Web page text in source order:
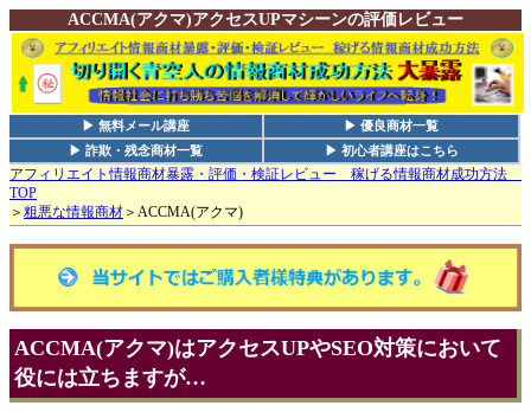
ACCMA(アクマ)アクセスUPマシーンの評価レビュー
▶ 無料メール講座
▶ 優良商材一覧
▶ 詐欺・残念商材一覧
▶ 初心者講座はこちら
アフィリエイト情報商材暴露・評価・検証レビュー 稼げる情報商材成功方法
TOP
＞ 粗悪な情報商材 ＞ACCMA(アクマ)
ACCMA(アクマ)はアクセスUPやSEO対策において
役には立ちますが…